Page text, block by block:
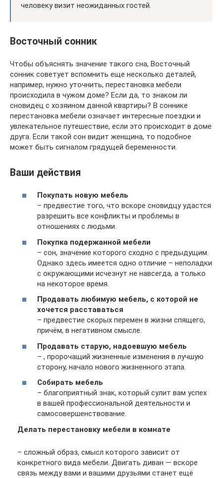
человеку визит неожиданных гостей.
Восточный сонник
Чтобы объяснять значение такого сна, Восточный
сонник советует вспомнить еще несколько деталей,
например, нужно уточнить, перестановка мебели
происходила в чужом доме? Если да, то знаком ли
сновидец с хозяином данной квартиры? В соннике
перестановка мебели означает интересные поездки и
увлекательное путешествие, если это происходит в доме
друга. Если такой сон видит женщина, то подобное
может быть сигналом грядущей беременности.
Ваши действия
Покупать новую мебель
– предвестие того, что вскоре сновидцу удастся
разрешить все конфликты и проблемы в
отношениях с людьми.
Покупка подержанной мебели
– сон, значение которого сходно с предыдущим.
Однако здесь имеется одно отличие – неполадки
с окружающими исчезнут не навсегда, а только
на некоторое время.
Продавать любимую мебель, с которой не
хочется расставаться
– предвестие скорых перемен в жизни спящего,
причём, в негативном смысле.
Продавать старую, надоевшую мебель
– , пророчащий жизненные изменения в лучшую
сторону, начало нового жизненного этапа.
Собирать мебель
– благоприятный знак, который сулит вам успех
в вашей профессиональной деятельности и
самосовершенствование.
Делать перестановку мебели в комнате
– сложный образ, смысл которого зависит от
конкретного вида мебели. Двигать диван — вскоре
связь между вами и вашими друзьями станет ещё